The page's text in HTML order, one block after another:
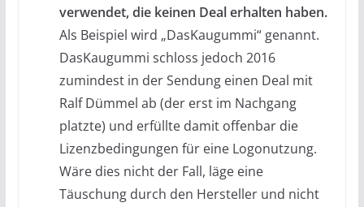
verwendet, die keinen Deal erhalten haben.
Als Beispiel wird „DasKaugummi“ genannt.
DasKaugummi schloss jedoch 2016
zumindest in der Sendung einen Deal mit
Ralf Dümmel ab (der erst im Nachgang
platzte) und erfüllte damit offenbar die
Lizenzbedingungen für eine Logonutzung.
Wäre dies nicht der Fall, läge eine
Täuschung durch den Hersteller und nicht